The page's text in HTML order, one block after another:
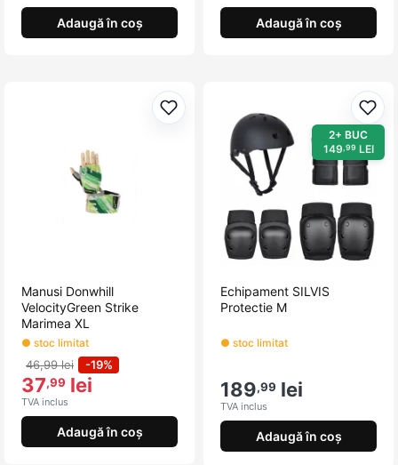
Adaugă în coș Adaugă în coș
Adaugă la favorite
Manusi Donwhill
VelocityGreen Strike
Marimea XL
● stoc limitat
46,99 lei -19%
37,99 lei
TVA inclus
Adaugă în coș
2+ BUC
149,99 LEI
Echipament SILVIS
Protectie M
● stoc limitat
189,99 lei
TVA inclus
Adaugă în coș